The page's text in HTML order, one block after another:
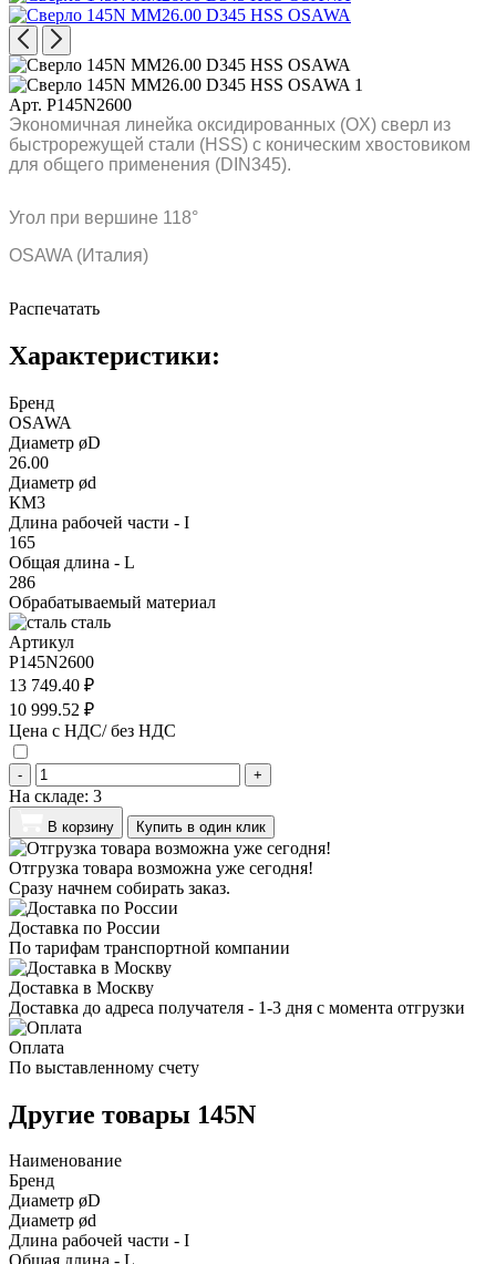
Арт. P145N2600
Экономичная линейка оксидированных (OX) сверл из
быстрорежущей стали (HSS) с коническим хвостовиком
для общего применения (DIN345).
Угол при вершине 118°
OSAWA (Италия)
Распечатать
Характеристики:
Бренд
OSAWA
Диаметр øD
26.00
Диаметр ød
КМ3
Длина рабочей части - I
165
Общая длина - L
286
Обрабатываемый материал
сталь
Артикул
P145N2600
13 749.40 ₽
10 999.52 ₽
Цена с НДС/ без НДС
- +
На складе: 3
В корзину Купить в один клик
Отгрузка товара возможна уже сегодня!
Сразу начнем собирать заказ.
Доставка по России
По тарифам транспортной компании
Доставка в Москву
Доставка до адреса получателя - 1-3 дня с момента отгрузки
Оплата
По выставленному счету
Другие товары 145N
Наименование
Бренд
Диаметр øD
Диаметр ød
Длина рабочей части - I